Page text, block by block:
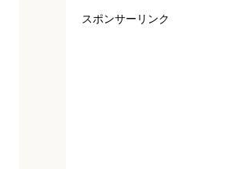
スポンサーリンク